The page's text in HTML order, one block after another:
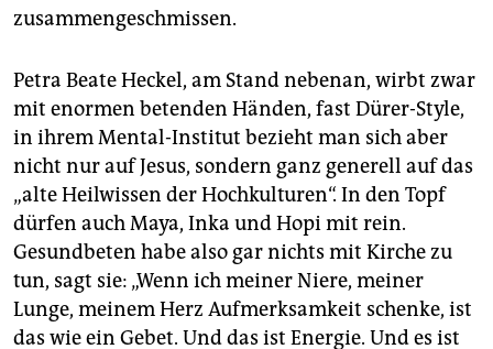
zusammengeschmissen.
Petra Beate Heckel, am Stand nebenan, wirbt zwar
mit enormen betenden Händen, fast Dürer-Style,
in ihrem Mental-Institut bezieht man sich aber
nicht nur auf Jesus, sondern ganz generell auf das
„alte Heilwissen der Hochkulturen“. In den Topf
dürfen auch Maya, Inka und Hopi mit rein.
Gesundbeten habe also gar nichts mit Kirche zu
tun, sagt sie: „Wenn ich meiner Niere, meiner
Lunge, meinem Herz Aufmerksamkeit schenke, ist
das wie ein Gebet. Und das ist Energie. Und es ist